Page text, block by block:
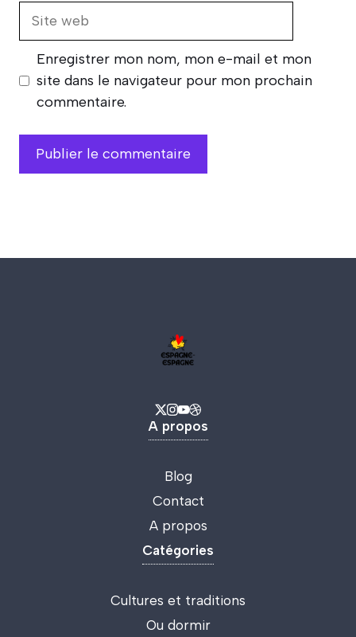
Enregistrer mon nom, mon e-mail et mon
site dans le navigateur pour mon prochain
commentaire.
A propos
Blog
Contact
A propos
Catégories
Cultures et traditions
Ou dormir